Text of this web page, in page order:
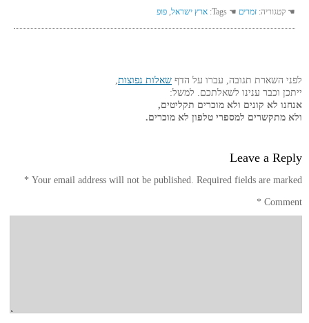
☚ קטגוריה: זמרים ☚ Tags: ארץ ישראל, פופ
לפני השארת תגובה, עברו על הדף שאלות נפוצות,
ייתכן וכבר ענינו לשאלתכם. למשל:
אנחנו לא קונים ולא מוכרים תקליטים,
ולא מתקשרים למספרי טלפון לא מוכרים.
Leave a Reply
Your email address will not be published. Required fields are marked
*
Comment
*